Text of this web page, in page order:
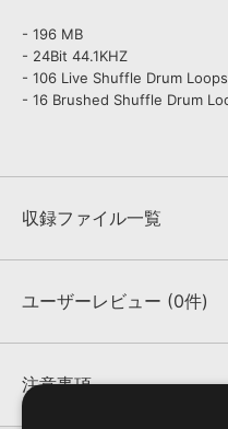
- 196 MB
- 24Bit 44.1KHZ
- 106 Live Shuffle Drum Loops
- 16 Brushed Shuffle Drum
収録ファイル一覧
収録ファイル一覧
ユーザーレビュー (0件)
★★★★★
注意事項